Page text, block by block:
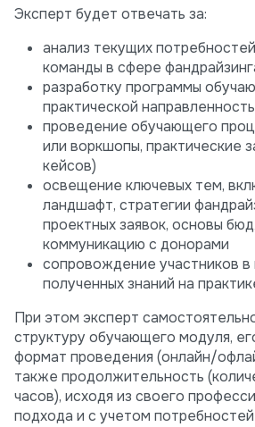
Эксперт будет отвечать за:
анализ текущих
команды в сфере
разработку программы
практической
проведение обучающего
или воркшопы, практические
кейсов)
освещение ключевых тем,
ландшафт, стратегии
проектных заявок, основы
коммуникацию с донорами
сопровождение участников
полученных знаний на
При этом эксперт
структуру обучающего модуля,
формат проведения (онлайн/
также продолжительность
часов), исходя из своего
подхода и с учетом потребностей